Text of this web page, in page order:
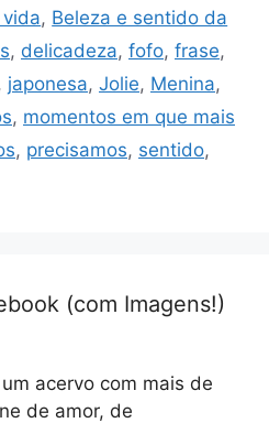
, Beleza e sentido da
, delicadeza, fofo, frase,
, japonesa, Jolie, Menina,
, momentos em que mais
, precisamos, sentido,
(com Imagens!)
acervo com mais de
de amor, de